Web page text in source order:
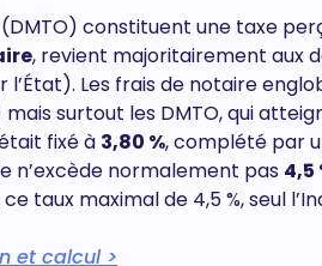
(DMTO) constituent une taxe
, revient majoritairement aux
Les frais de notaire
mais surtout les DMTO, qui
fixé à 3,80 %, complété par
n’excède normalement pas 4,5
taux maximal de 4,5 %, seul
et calcul >